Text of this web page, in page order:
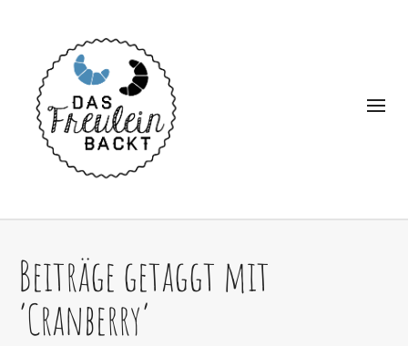
Beiträge getaggt mit
‘Cranberry’